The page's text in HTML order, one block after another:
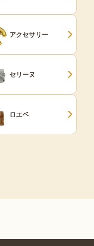
アクセサリー
セリーヌ
ロエベ